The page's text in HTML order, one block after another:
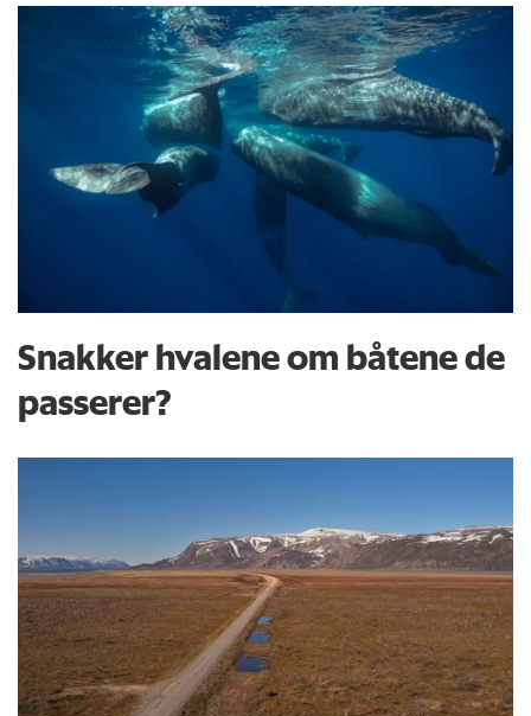
Snakker hvalene om båtene de
passerer?